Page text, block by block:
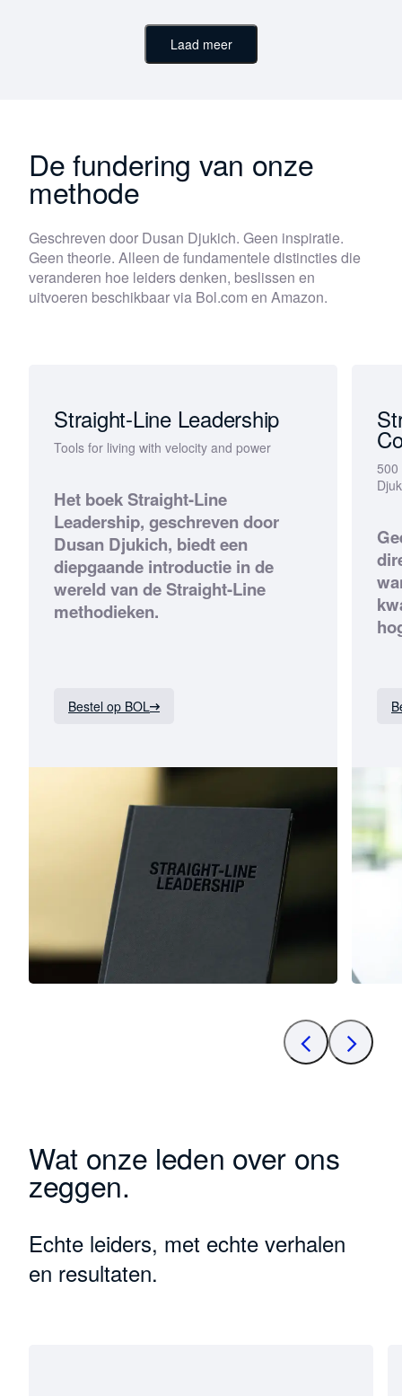
Stop met constant brandjes blussen, creëer
meer rust en strategisch draagvlak voor jezelf
Laad meer
De fundering van onze
methode
Geschreven door Dusan Djukich. Geen inspiratie.
Geen theorie. Alleen de fundamentele distincties die
veranderen hoe leiders denken, beslissen en
uitvoeren beschikbaar via Bol.com en Amazon.
Straight-Line Leadership
Tools for living with velocity and power
Het boek Straight-Line
Leadership, geschreven door
Dusan Djukich, biedt een
diepgaande introductie in de
wereld van de Straight-Line
methodieken.
Bestel op BOL
500
Wat onze leden over ons
zeggen.
Echte leiders, met echte verhalen
en resultaten.